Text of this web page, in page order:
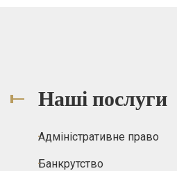
Наші послуги
Адміністративне право
Банкрутство